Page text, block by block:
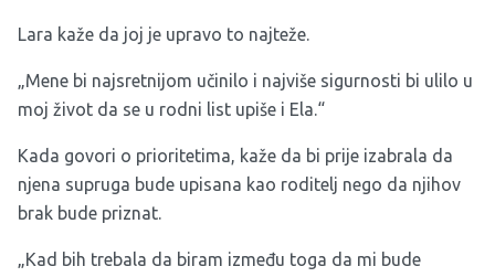
Lara kaže da joj je upravo to najteže.
„Mene bi najsretnijom učinilo i najviše sigurnosti bi ulilo u
moj život da se u rodni list upiše i Ela.“
Kada govori o prioritetima, kaže da bi prije izabrala da
njena supruga bude upisana kao roditelj nego da njihov
brak bude priznat.
„Kad bih trebala da biram između toga da mi bude